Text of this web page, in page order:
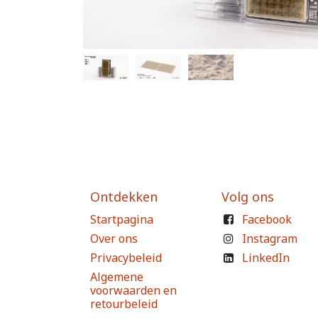
Ontdekken
Startpagina
Over ons
Privacybeleid
Algemene
voorwaarden en
retourbeleid
Volg ons
Facebook
Instagram
LinkedIn